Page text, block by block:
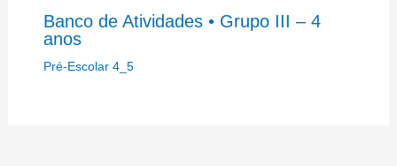
Banco de Atividades • Grupo III – 4
anos
Pré-Escolar 4_5